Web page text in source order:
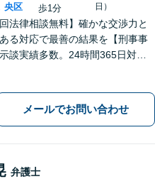
央区
歩1分
日）
回法律相談無料】確かな交渉力と
る対応で最善の結果を【刑事事
談実績多数。24時間365日対応
あり。【バスセンター前駅3番出口
1分】
メールでお問い合わせ
弁護士